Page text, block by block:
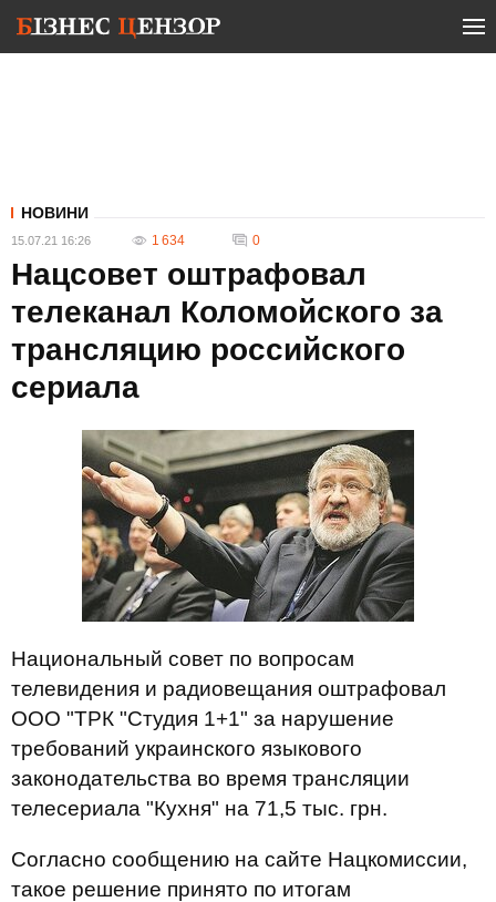
НОВИНИ
15.07.21 16:26 1 634 0
Нацсовет оштрафовал
телеканал Коломойского за
трансляцию российского
сериала
Национальный совет по вопросам
телевидения и радиовещания оштрафовал
ООО "ТРК "Студия 1+1" за нарушение
требований украинского языкового
законодательства во время трансляции
телесериала "Кухня" на 71,5 тыс. грн.
Согласно сообщению на сайте Нацкомиссии,
такое решение принято по итогам